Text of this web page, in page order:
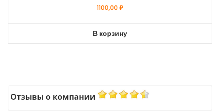
1100,00₽
В корзину